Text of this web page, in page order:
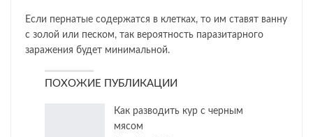
Если пернатые содержатся в клетках, то им ставят ванну
с золой или песком, так вероятность паразитарного
заражения будет минимальной.
ПОХОЖИЕ ПУБЛИКАЦИИ
Как разводить кур с черным
мясом